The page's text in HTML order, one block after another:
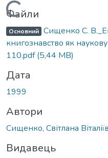
Вантажиться...
Файли
Основний Сищенко С.
книгознавство як
110.pdf(5,44 MB)
Дата
1999
Автори
Сищенко, Світлана
Видавець